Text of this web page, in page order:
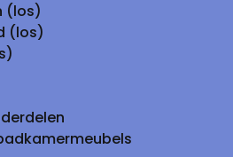
(los)
(los)